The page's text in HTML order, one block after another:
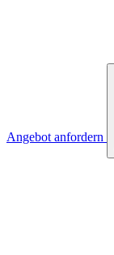
Angebot anfordern